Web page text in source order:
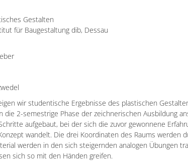
Gestalten
für Baugestaltung dib, Dessau
wir studentische Ergebnisse des plastischen
die 2-semestrige Phase der zeichnerischen Ausbildung
aufgebaut, bei der sich die zuvor gewonnene
wandelt. Die drei Koordinaten des Raums werden
werden in den sich steigernden analogen Übungen
sich so mit den Händen greifen.